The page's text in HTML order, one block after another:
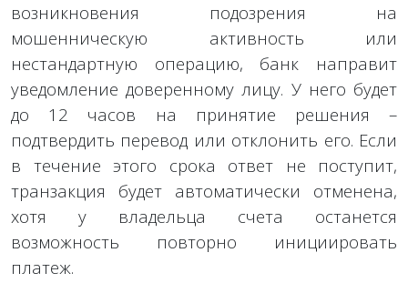
возникновения подозрения на
мошенническую активность или
нестандартную операцию, банк направит
уведомление доверенному лицу. У него будет
до 12 часов на принятие решения –
подтвердить перевод или отклонить его. Если
в течение этого срока ответ не поступит,
транзакция будет автоматически отменена,
хотя у владельца счета останется
возможность повторно инициировать
платеж.